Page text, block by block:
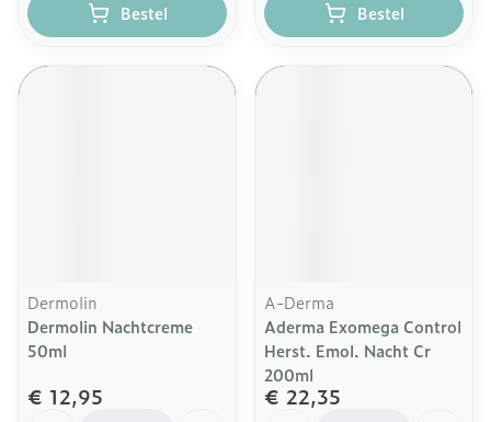
Bestel Bestel
Dermolin
Dermolin Nachtcreme
50ml
€ 12,95
A-Derma
Aderma Exomega Control
Herst. Emol. Nacht Cr
200ml
€ 22,35